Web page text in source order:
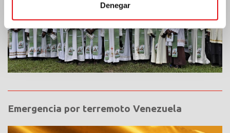
Denegar
Emergencia por terremoto Venezuela